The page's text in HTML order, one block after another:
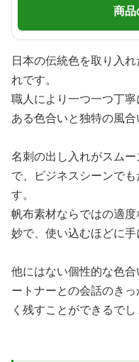
商品
日本の伝統色を取り入
れです。
職人により一つ一つ丁
ある色合いと独特の風合
名刺の出し入れがスム
で、ビジネスシーンで
す。
帆布素材ならではの適
妙で、使い込むほどに手
他にはない個性的な色
ートナーとの会話のき
く残すことができるでし